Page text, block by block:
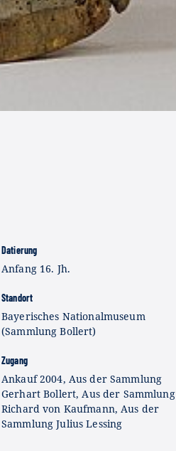
Datierung
Anfang 16. Jh.
Standort
Bayerisches Nationalmuseum
(Sammlung Bollert)
Zugang
Ankauf 2004, Aus der Sammlung
Gerhart Bollert, Aus der Sammlung
Richard von Kaufmann, Aus der
Sammlung Julius Lessing